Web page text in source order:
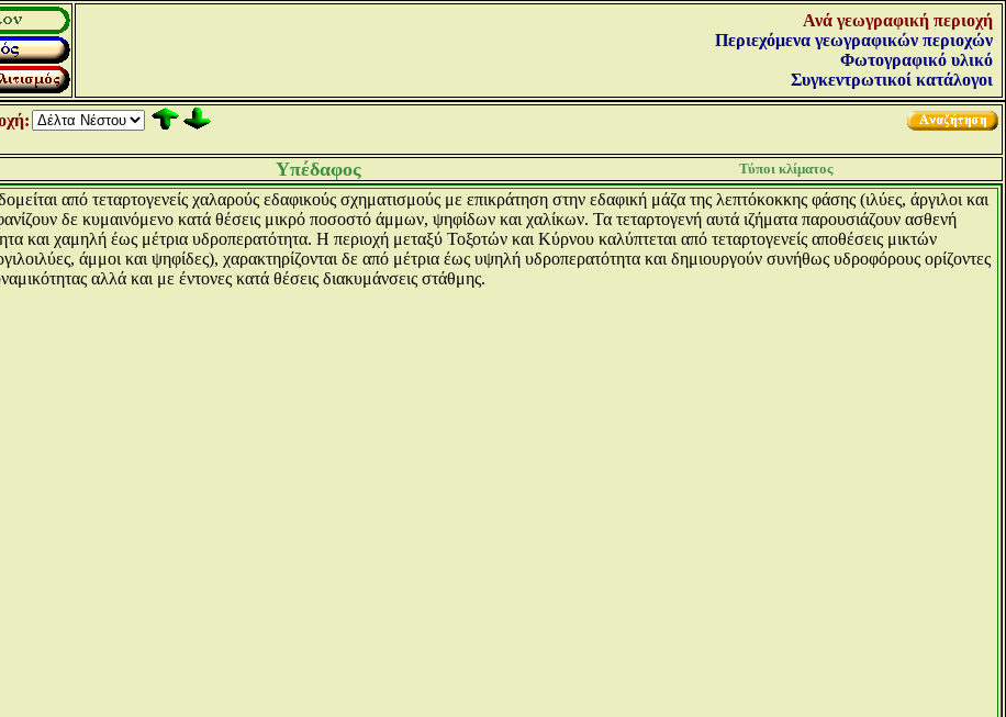
Ανά γεωγραφική περιοχή
Περιεχόμενα γεωγραφικών περιοχών
Φωτογραφικό υλικό
Συγκεντρωτικοί κατάλογοι
Υπέδαφος Τύποι κλίματος
από τεταρτογενείς χαλαρούς εδαφικούς σχηματισμούς με επικράτηση στην εδαφική μάζα της λεπτόκοκκης φάσης (ιλύες, άργιλοι και
δε κυμαινόμενο κατά θέσεις μικρό ποσοστό άμμων, ψηφίδων και χαλίκων. Τα τεταρτογενή αυτά ιζήματα παρουσιάζουν ασθενή
και χαμηλή έως μέτρια υδροπερατότητα. Η περιοχή μεταξύ Τοξοτών και Κύρνου καλύπτεται από τεταρτογενείς αποθέσεις μικτών
άμμοι και ψηφίδες), χαρακτηρίζονται δε από μέτρια έως υψηλή υδροπερατότητα και δημιουργούν συνήθως υδροφόρους ορίζοντες
αλλά και με έντονες κατά θέσεις διακυμάνσεις στάθμης.